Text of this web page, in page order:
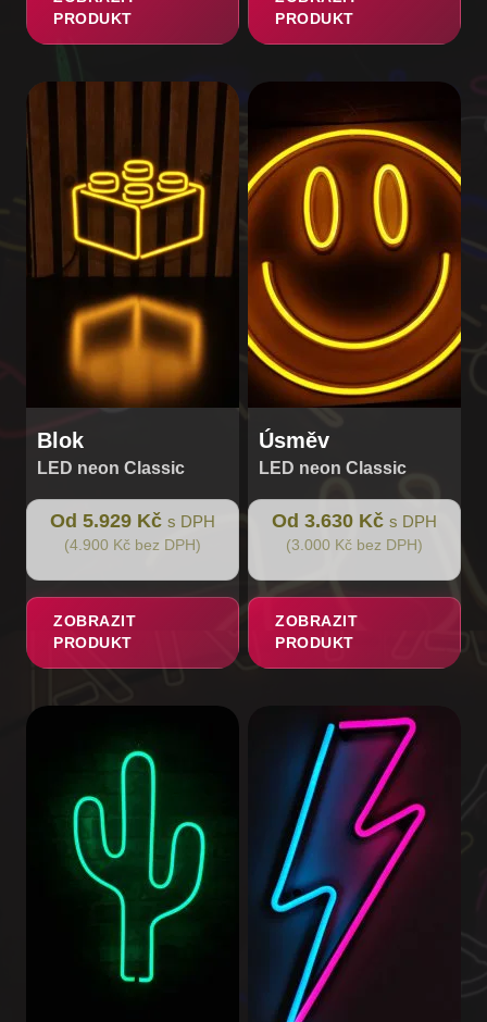
PRODUKT
PRODUKT
Blok
LED neon Classic
Od 5.929 Kč s DPH
(4.900 Kč bez DPH)
ZOBRAZIT
PRODUKT
Tento
má
variant.
Možnosti
vybrat
stránce
produktu
Úsměv
LED neon Classic
Od 3.630 Kč s DPH
(3.000 Kč bez DPH)
ZOBRAZIT
PRODUKT
Tento
má
více
variant.
Možnosti
vybrat
stránce
produktu
Tento
variant.
Možnosti